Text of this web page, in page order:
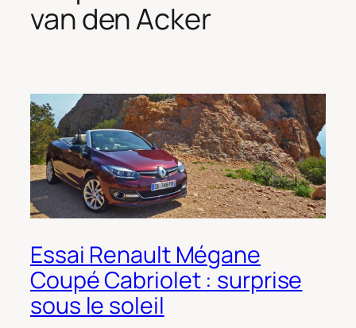
van den Acker
Essai Renault Mégane
Coupé Cabriolet : surprise
sous le soleil